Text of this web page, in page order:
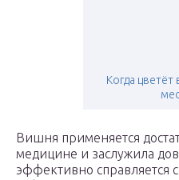
Когда
Вишня применяется
медицине и заслужила
эффективно справляется